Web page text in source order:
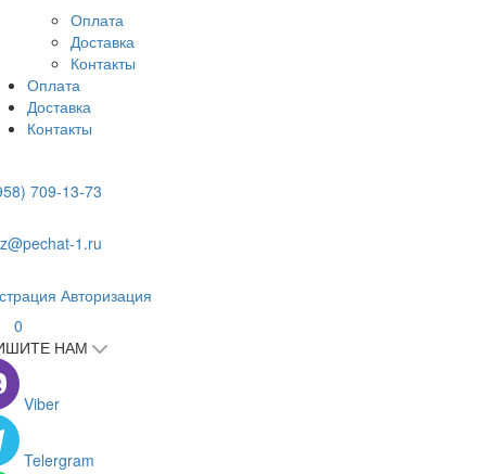
Оплата
Доставка
Контакты
Оплата
Доставка
Контакты
709-13-73
1.ru
Авторизация
0
НАМ
Viber
Telergram